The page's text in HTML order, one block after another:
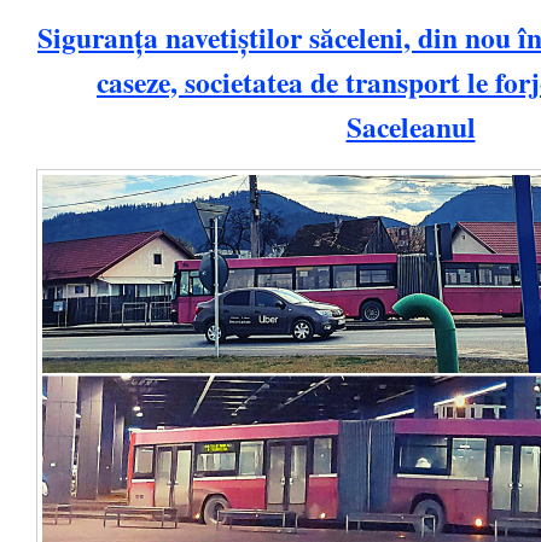
Siguranța navetiștilor săceleni, din nou
caseze, societatea de transport le
Saceleanul